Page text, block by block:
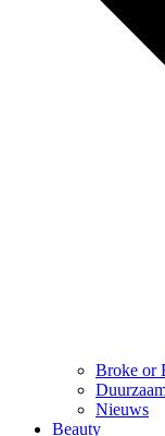
Broke or
Nieuws
Beauty